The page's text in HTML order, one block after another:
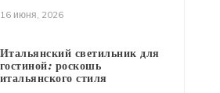
16 июня, 2026
Итальянский светильник для
гостиной: роскошь
итальянского стиля